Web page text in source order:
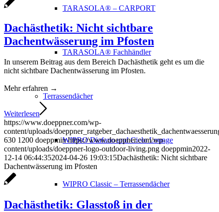
TARASOLA® – CARPORT
TARASOLA® Fachhändler
Terrassendächer
WIPRO Diafano und Cielo Lounge
WIPRO Classic – Terrassendächer
Dachästhetik: Nicht sichtbare
Dachentwässerung im Pfosten
In unserem Beitrag aus dem Bereich Dachästhetik geht es um die
nicht sichtbare Dachentwässerung im Pfosten.
Mehr erfahren →
Weiterlesen
https://www.doeppner.com/wp-
content/uploads/
630 1200 doeppmin https://www.doeppner.com/wp-
content/uploads/doeppner-logo-outdoor-living.png doeppmin2022-
12-14 06:44:352024-04-26 19:03:15Dachästhetik: Nicht sichtbare
Dachentwässerung im Pfosten
Dachästhetik: Glasstoß in der